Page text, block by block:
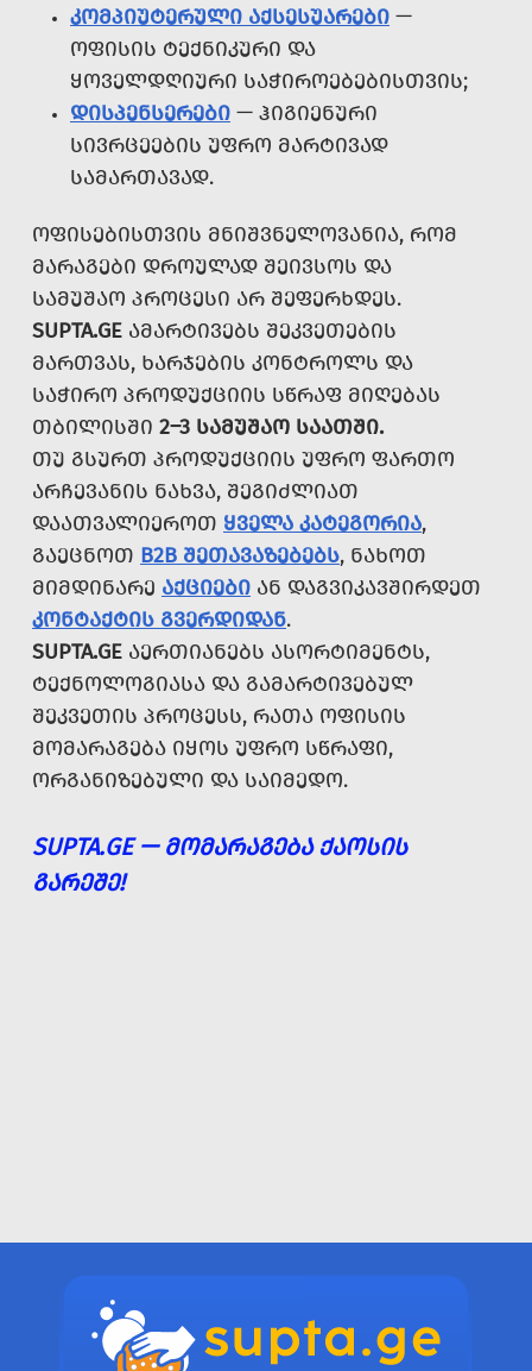
ᲙᲝᲛᲞᲘᲣᲢᲔᲠᲣᲚᲘ ᲐᲥᲡᲔᲡᲣᲐᲠᲔᲑᲘ —
ᲝᲤᲘᲡᲘᲡ ᲢᲔᲥᲜᲘᲙᲣᲠᲘ ᲓᲐ
ᲧᲝᲕᲔᲚᲓᲦᲘᲣᲠᲘ ᲡᲐᲭᲘᲠᲝᲔᲑᲔᲑᲘᲡᲗᲕᲘᲡ;
ᲓᲘᲡᲞᲔᲜᲡᲔᲠᲔᲑᲘ — ᲰᲘᲒᲘᲔᲜᲣᲠᲘ
ᲡᲘᲕᲠᲪᲔᲔᲑᲘᲡ ᲣᲤᲠᲝ ᲛᲐᲠᲢᲘᲕᲐᲓ
ᲡᲐᲛᲐᲠᲗᲐᲕᲐᲓ.
ᲝᲤᲘᲡᲔᲑᲘᲡᲗᲕᲘᲡ ᲛᲜᲘᲨᲕᲜᲔᲚᲝᲕᲐᲜᲘᲐ, ᲠᲝᲛ
ᲛᲐᲠᲐᲒᲔᲑᲘ ᲓᲠᲝᲣᲚᲐᲓ ᲨᲔᲘᲕᲡᲝᲡ ᲓᲐ
ᲡᲐᲛᲣᲨᲐᲝ ᲞᲠᲝᲪᲔᲡᲘ ᲐᲠ ᲨᲔᲤᲔᲠᲮᲓᲔᲡ.
SUPTA.GE ᲐᲛᲐᲠᲢᲘᲕᲔᲑᲡ ᲨᲔᲙᲕᲔᲗᲔᲑᲘᲡ
ᲛᲐᲠᲗᲕᲐᲡ, ᲮᲐᲠᲯᲔᲑᲘᲡ ᲙᲝᲜᲢᲠᲝᲚᲡ ᲓᲐ
ᲡᲐᲭᲘᲠᲝ ᲞᲠᲝᲓᲣᲥᲪᲘᲘᲡ ᲡᲬᲠᲐᲤ ᲛᲘᲦᲔᲑᲐᲡ
ᲗᲑᲘᲚᲘᲡᲨᲘ 2–3 ᲡᲐᲛᲣᲨᲐᲝ ᲡᲐᲐᲗᲨᲘ.
ᲗᲣ ᲒᲡᲣᲠᲗ ᲞᲠᲝᲓᲣᲥᲪᲘᲘᲡ ᲣᲤᲠᲝ ᲤᲐᲠᲗᲝ
ᲐᲠᲩᲔᲕᲐᲜᲘᲡ ᲜᲐᲮᲕᲐ, ᲨᲔᲒᲘᲫᲚᲘᲐᲗ
ᲓᲐᲐᲗᲕᲐᲚᲘᲔᲠᲝᲗ ᲧᲕᲔᲚᲐ ᲙᲐᲢᲔᲒᲝᲠᲘᲐ,
ᲒᲐᲔᲪᲜᲝᲗ B2B ᲨᲔᲗᲐᲕᲐᲖᲔᲑᲔᲑᲡ, ᲜᲐᲮᲝᲗ
ᲛᲘᲛᲓᲘᲜᲐᲠᲔ ᲐᲥᲪᲘᲔᲑᲘ ᲐᲜ ᲓᲐᲒᲕᲘᲙᲐᲕᲨᲘᲠᲓᲔᲗ
ᲙᲝᲜᲢᲐᲥᲢᲘᲡ ᲒᲕᲔᲠᲓᲘᲓᲐᲜ.
SUPTA.GE ᲐᲔᲠᲗᲘᲐᲜᲔᲑᲡ ᲐᲡᲝᲠᲢᲘᲛᲔᲜᲢᲡ,
ᲢᲔᲥᲜᲝᲚᲝᲒᲘᲐᲡᲐ ᲓᲐ ᲒᲐᲛᲐᲠᲢᲘᲕᲔᲑᲣᲚ
ᲨᲔᲙᲕᲔᲗᲘᲡ ᲞᲠᲝᲪᲔᲡᲡ, ᲠᲐᲗᲐ ᲝᲤᲘᲡᲘᲡ
ᲛᲝᲛᲐᲠᲐᲒᲔᲑᲐ ᲘᲧᲝᲡ ᲣᲤᲠᲝ ᲡᲬᲠᲐᲤᲘ,
ᲝᲠᲒᲐᲜᲘᲖᲔᲑᲣᲚᲘ ᲓᲐ ᲡᲐᲘᲛᲔᲓᲝ.
SUPTA.GE — ᲛᲝᲛᲐᲠᲐᲒᲔᲑᲐ ᲥᲐᲝᲡᲘᲡ
ᲒᲐᲠᲔᲨᲔ!